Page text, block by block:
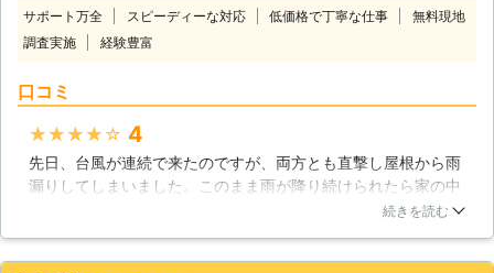
が大きく損なわれます。また、シロア
当社へ修理を依頼していただけるのが
漏れてしまったら一日でも早く直した
村工業ならではの特徴】 屋根工事・
外壁工事・太陽光発電工事と携わって
きた現場件数もおおよそ1000件をこ
サポート万全 スピーディーな対応 低価格で丁寧な仕事
無料現地
調査実施
経験豊富
口コミ
★★★★★ 4
先日、台風が連続で来たのですが、両方とも直撃し屋根から雨
漏りしてしまいました。このまま雨が降り続けられたら家の中
は水浸しになってしまうと思い、迅速対応を心がけている業者
続きを読む